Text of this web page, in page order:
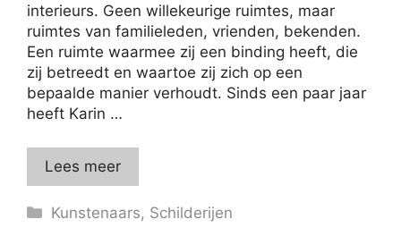
interieurs. Geen willekeurige ruimtes, maar
ruimtes van familieleden, vrienden, bekenden.
Een ruimte waarmee zij een binding heeft, die
zij betreedt en waartoe zij zich op een
bepaalde manier verhoudt. Sinds een paar jaar
heeft Karin …
Lees meer
Categorieën
Kunstenaars, Schilderijen